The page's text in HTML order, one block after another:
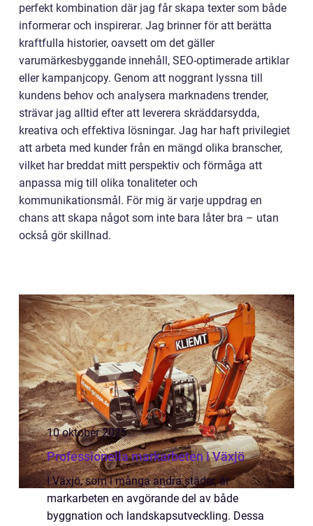
perfekt kombination där jag får skapa texter som både
informerar och inspirerar. Jag brinner för att berätta
kraftfulla historier, oavsett om det gäller
varumärkesbyggande innehåll, SEO-optimerade artiklar
eller kampanjcopy. Genom att noggrant lyssna till
kundens behov och analysera marknadens trender,
strävar jag alltid efter att leverera skräddarsydda,
kreativa och effektiva lösningar. Jag har haft privilegiet
att arbeta med kunder från en mängd olika branscher,
vilket har breddat mitt perspektiv och förmåga att
anpassa mig till olika tonaliteter och
kommunikationsmål. För mig är varje uppdrag en
chans att skapa något som inte bara låter bra – utan
också gör skillnad.
10 oktober 2025
Professionella markarbeten i Växjö
I Växjö, som i många andra städer, är
markarbeten en avgörande del av både
byggnation och landskapsutveckling. Dessa